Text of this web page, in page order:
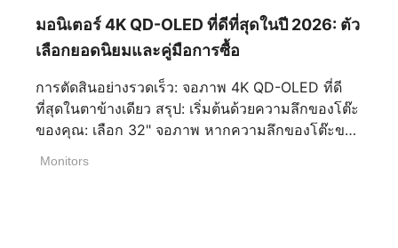
ลดการขัดจังหวะและเพิ่มประสิทธิภาพในขั้นตอนการ
ทำงาน ขั้นตอนการทำงานสำหรับการสตรีมและการ
มักจะต้องใช้งานหลายแอปพลิเคชันพร้อมๆ กัน หน้า
จอที่สองสามารถนำมาใช้เพื่อมอนิเตอร์โปรแกรม
OBS Studio อ่านแชทสด จัดการโซเชียลมีเดีย หรือ
ตรวจทานคอนเทนต์ ในขณะที่หน้าจอหลักยังคงมุ่ง
สามารถที่จะพกพาเนื่องจากมีความบาง 22.15 มม.
และน้ำหนักเพียง 1.95 กก. ทำให้เหมาะจะพกพาไป
เล่นเกม ดูหนังได้อย่างสบายใจ ซีรีส์ Cyborg ถึงแม้ว่า
จะเป็นรุ่นเริ่มต้นสำหรับเล่นเกม แต่มาตราฐานของจอ
ในปัจจุบัน MSI ก็ได้ให้มีรีเฟรชเรตที่ 144 Hz ตาม
มาตราฐานการเล่นเกม ทำให้ Cyborg ยังมีความเป็น
มอนิเตอร์ 4K QD-OLED ที่ดีที่สุดในปี 2026: ตัว
เลือกยอดนิยมและคู่มือการซื้อ
การตัดสินอย่างรวดเร็ว: จอภาพ 4K QD-OLED ที่ดี
ที่สุดในตาข้างเดียว สรุป: เริ่มต้นด้วยความลึกของโต๊ะ
ของคุณ: เลือก 32" จอภาพ หากความลึกของโต๊ะของ
Monitors